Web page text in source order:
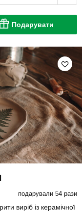
Подарувати
подарували 54 рази
виріб із керамічної